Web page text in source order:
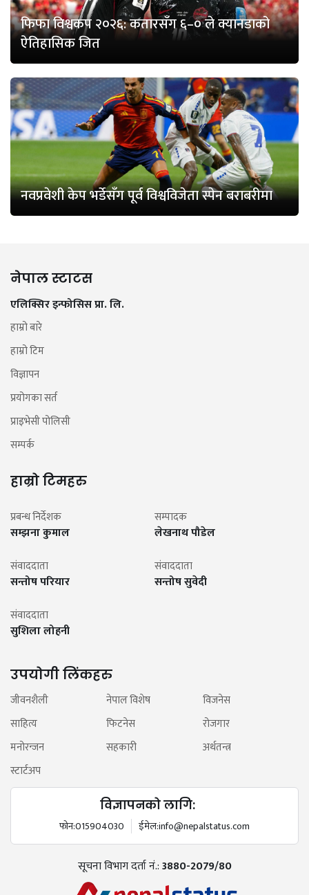
फिफा विश्वकप २०२६: कतारसँग ६–० ले क्यानडाको
ऐतिहासिक जित
नवप्रवेशी केप भर्डेसँग पूर्व विश्वविजेता स्पेन बराबरीमा
नेपाल स्टाटस
एलिक्सिर इन्फोसिस प्रा. लि.
हाम्रो बारे
हाम्रो टिम
विज्ञापन
प्रयोगका सर्त
प्राइभेसी पोलिसी
सम्पर्क
हाम्रो टिमहरु
प्रबन्ध निर्देशक
सम्झना कुमाल
सम्पादक
लेखनाथ पौडेल
संवाददाता
सन्तोष परियार
संवाददाता
सन्तोष सुवेदी
संवाददाता
सुशिला लोहनी
उपयोगी लिंकहरु
जीवनशैली नेपाल विशेष
विजनेस
साहित्य
फिटनेस
रोजगार
मनोरन्जन
सहकारी
अर्थतन्त्र
स्टार्टअप
विज्ञापनको लागि:
फोन:015904030 ईमेल:info@nepalstatus.com
सूचना विभाग दर्ता नं.:3880-2079/80